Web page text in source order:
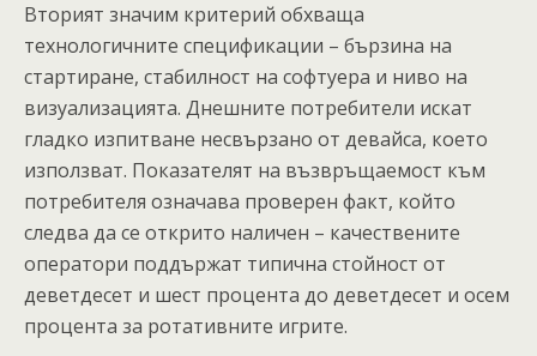
Вторият значим критерий обхваща
технологичните спецификации – бързина на
стартиране, стабилност на софтуера и ниво на
визуализацията. Днешните потребители искат
гладко изпитване несвързано от девайса, което
използват. Показателят на възвръщаемост към
потребителя означава проверен факт, който
следва да се открито наличен – качествените
оператори поддържат типична стойност от
деветдесет и шест процента до деветдесет и осем
процента за ротативните игрите.